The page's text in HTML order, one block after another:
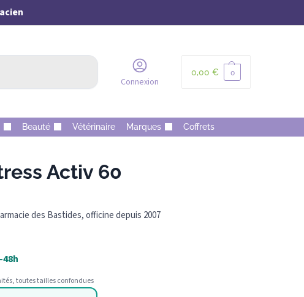
Connexion
0,00 € 0
Beauté Vétérinaire Marques Coffrets
Activ 60
des Bastides, officine depuis 2007
toutes tailles confondues